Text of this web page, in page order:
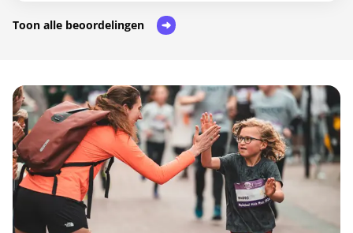
Toon alle beoordelingen